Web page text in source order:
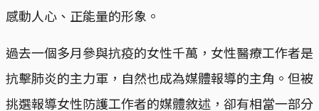
感動人心、正能量的形象。
過去一個多月參與抗疫的女性千萬，女性醫療工作者是
抗擊肺炎的主力軍，自然也成為媒體報導的主角。但被
挑選報導女性防護工作者的媒體敘述，卻有相當一部分